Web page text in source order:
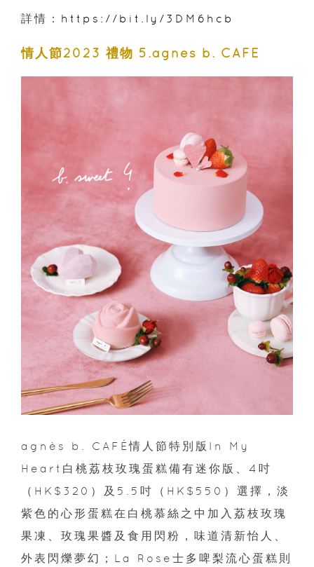
詳情： https://bit.ly/3DM6hcb
情人節2023 禮物 5.agnès b. CAFÉ
agnès b. CAFÉ情人節特別版In My
Heart白桃荔枝玫瑰蛋糕備有迷你版、4吋
（HK$320）及5.5吋（HK$550）選擇，淡
紫色的心形蛋糕在白桃慕絲之中加入荔枝玫瑰
果凍、玫瑰果醬及食用閃粉，味道清新怡人、
外表閃爍夢幻；La Rose士多啤梨流心蛋糕則